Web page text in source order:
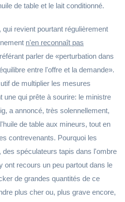
de table et le lait conditionné.
revient pourtant régulièrement
n'en reconnaît pas
parler de «perturbation dans
entre l'offre et la demande».
de multiplier les mesures
une qui prête à sourire: le ministre
a annoncé, très solennellement,
de table aux mineurs, tout en
contrevenants. Pourquoi les
des spéculateurs tapis dans l'ombre
ont recours un peu partout dans le
de grandes quantités de ce
plus cher ou, plus grave encore,